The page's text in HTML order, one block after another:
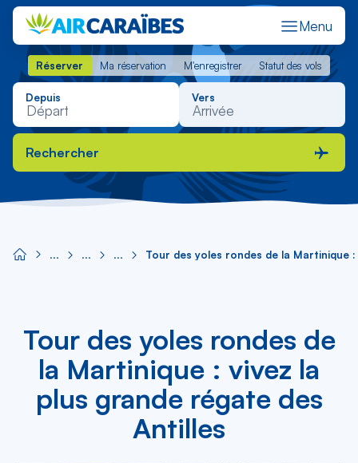
Menu
Réserver Ma réservation M'enregistrer Statut des vols
Réserver Ma réservation M'enregistrer Statut des vols
Depuis Vers
Rechercher
Tour des yoles rondes de la Martinique
Tour des yoles rondes de
la Martinique : vivez la
plus grande régate des
Antilles